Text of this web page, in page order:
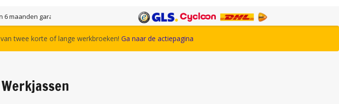
6 maanden garantie Het complete Snickers Workwear assortiment
van twee korte of lange werkbroeken! Ga naar de actiepagina